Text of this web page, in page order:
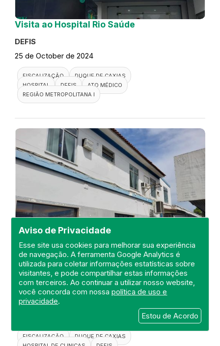
Aviso de Privacidade
Esse site usa cookies para melhorar sua experiência
de navegação. A ferramenta Google Analytics é
utilizada para coletar informações estatísticas sobre
visitantes, e pode compartilhar estas informações
com terceiros. Ao continuar a utilizar nosso website,
você concorda com nossapolítica de uso e
privacidade.
Estou de Acordo
Visita ao Hospital Rio Saúde
DEFIS
25 de October de 2024
FISCALIZAÇÃO
DUQUE DE CAXIAS
HOSPITAL
DEFIS
ATO MÉDICO
REGIÃO METROPOLITANA I
Visita ao Hospital de Clínicas São
Vicente
DEFIS
FISCALIZAÇÃO
DUQUE DE CAXIAS